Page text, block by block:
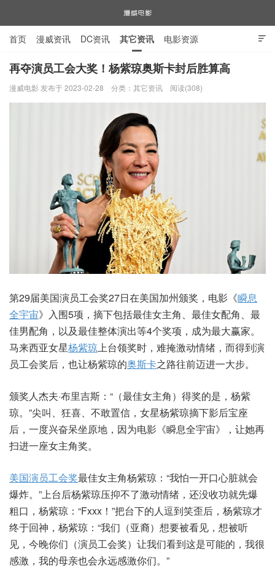
漫威电影

首页 漫威资讯 DC资讯 其它资讯 电影资源
电视剧资源 漫威图片
再夺演员工会大奖！杨紫琼奥斯卡封后胜算高
漫威电影 发布于 2023-02-28 分类： 其它资讯 阅读(308)
第29届美国演员工会奖27日在美国加州颁奖，电影《瞬息
全宇宙》入围5项，摘下包括最佳女主角、最佳女配角、最
佳男配角，以及最佳整体演出等4个奖项，成为最大赢家。
马来西亚女星杨紫琼上台领奖时，难掩激动情绪，而得到演
员工会奖后，也让杨紫琼的奥斯卡之路往前迈进一大步。
颁奖人杰夫·布里吉斯：“（最佳女主角）得奖的是，杨紫
琼。”尖叫、狂喜、不敢置信，女星杨紫琼摘下影后宝座
后，一度兴奋呆坐原地，因为电影《瞬息全宇宙》，让她再
扫进一座女主角奖。
美国演员工会奖最佳女主角杨紫琼：“我怕一开口心脏就会
爆炸。”上台后杨紫琼压抑不了激动情绪，还没收功就先爆
粗口，杨紫琼：“Fxxx！”把台下的人逗到笑歪后，杨紫琼才
终于回神，杨紫琼：“我们（亚裔）想要被看见，想被听
见，今晚你们（演员工会奖）让我们看到这是可能的，我很
感激，我的母亲也会永远感激你们。”